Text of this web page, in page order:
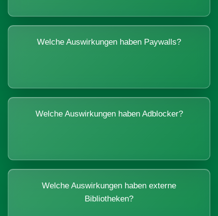
Welche Auswirkungen haben Paywalls?
Welche Auswirkungen haben Adblocker?
Welche Auswirkungen haben externe
Bibliotheken?